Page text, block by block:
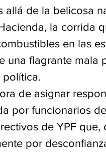
allá de la belicosa
la corrida
en las
una flagrante mala
política.
de asignar
por funcionarios
de YPF que,
por